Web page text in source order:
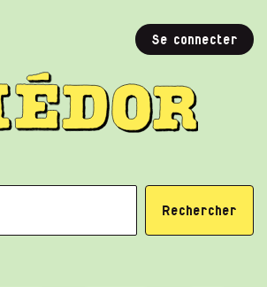
Se connecter
Rechercher